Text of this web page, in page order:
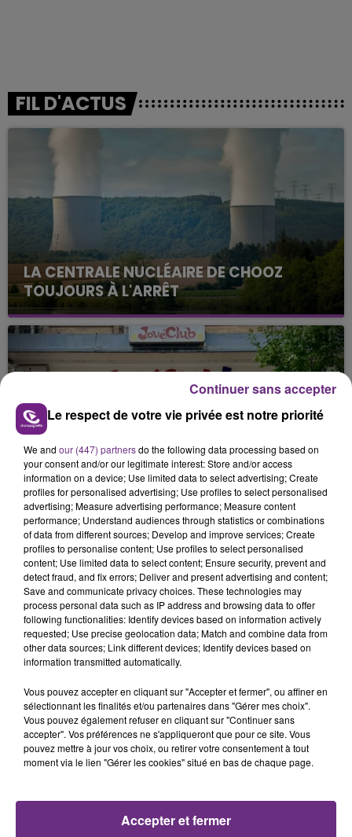
FIL D'ACTUS
LA CENTRALE NUCLÉAIRE DE CHOOZ
TOUJOURS À L'ARRÊT
Cela fait déjà une semaine que la centrale
nucléaire ardennaise est à l'arrêt. Une situation
justifiée par la sécheresse intense qui est toujours
présente.
LE MAGASIN JOUÉCLUB DE REIMS FERME
SES PORTES
C'était l'une des institutions du centre-ville
rémois. Le magasin JouéClub est contraint de
fermer ses portes.
TITRES DIFFUSÉS
21h08
21h08
TAYLOR SWIFT
21h04
21h04
JUSTIN TIMBERLAKE
20h59
20h59
Le respect de votre vie privée est notre priorité
We and our (447) partnersdo the following data processing based on
your consent and/or our legitimate interest: Store and/or access
information on a device; Use limited data to select advertising; Create
profiles for personalised advertising; Use profiles to select personalised
advertising; Measure advertising performance; Measure content
performance; Understand audiences through statistics or combinations
of data from different sources; Develop and improve services; Create
profiles to personalise content; Use profiles to select personalised
content; Use limited data to select content; Ensure security, prevent and
detect fraud, and fix errors; Deliver and present advertising and content;
Save and communicate privacy choices. These technologies may
process personal data such as IP address and browsing data to offer
following functionalities: Identify devices based on information actively
requested; Use precise geolocation data; Match and combine data from
other data sources; Link different devices; Identify devices based on
information transmitted automatically.
Vous pouvez accepter en cliquant sur "Accepter et fermer", ou affiner en
sélectionnant les finalités et/ou partenaires dans "Gérer mes choix".
Vous pouvez également refuser en cliquant sur "Continuer sans
accepter". Vos préférences ne s'appliqueront que pour ce site. Vous
pouvez mettre à jour vos choix, ou retirer votre consentement à tout
moment via le lien "Gérer les cookies" situé en bas de chaque page.
Accepter et fermer
Continuer sans accepter